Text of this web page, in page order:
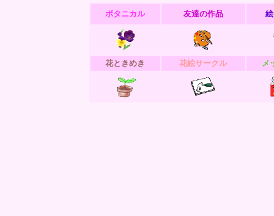
ボタニカル 友達の作品
花ときめき 花絵サークル メ